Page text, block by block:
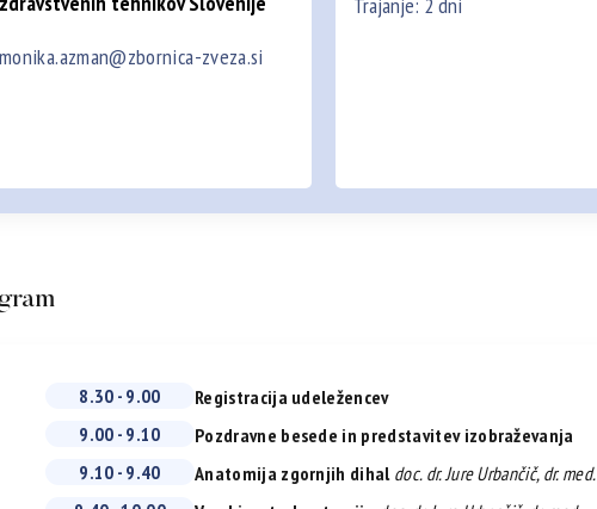
monika.azman@zbornica-zveza.si
Trajanje: 2 dni
8.30 - 9.00
Registracija udeležencev
9.00 - 9.10
Pozdravne besede in predstavitev izobraževanja
9.10 - 9.40
Anatomija zgornjih dihaldoc. dr. Jure Urbančič, dr. med.